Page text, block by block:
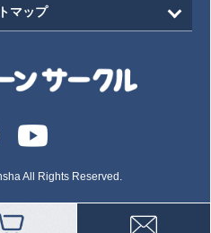
マップ
All Rights Reserved.